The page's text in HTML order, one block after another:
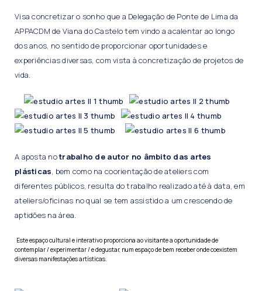
Visa concretizar o sonho que a Delegação de Ponte de Lima da
APPACDM de Viana do Castelo tem vindo a acalentar ao longo
dos anos, no sentido de proporcionar oportunidades e
experiências diversas, com vista à concretização de projetos de
vida.
A aposta notrabalho de autor no âmbito das artes
plásticas, bem como na coorientação de ateliers com
diferentes públicos, resulta do trabalho realizado até à data, em
ateliers/oficinas no qual se tem assistido a um crescendo de
aptidões na área.
Este espaço cultural e interativo proporciona ao visitante a oportunidade de
contemplar / experimentar / e degustar, num espaço de bem receber onde coexistem
diversas manifestações artísticas.